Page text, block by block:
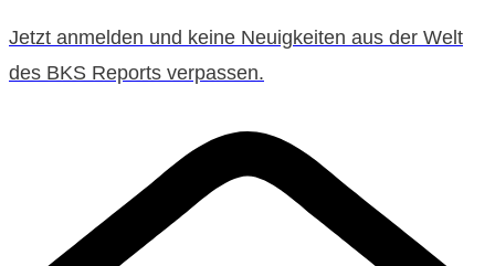
Jetzt anmelden und keine Neuigkeiten aus der Welt
des BKS Reports verpassen.